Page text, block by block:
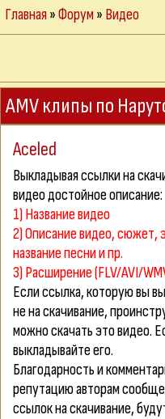
Главная»Форум» Видео
AMV клипы по
Aceled
Выкладывая ссылки на
видео достойное описание:
1) Название видео
2) Описание видео, сюжет,
название песни и пр.
3) Расширение (FLV/AVI/
Если ссылка, которую вы
не на скачивание,
можноскачатьэто видео.
выкладывайте его.
Благодарность и
репутацию авторам
ссылок на скачивание,